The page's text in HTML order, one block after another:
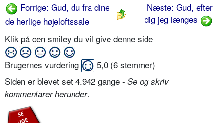
Forrige: Gud, du fra dine
de herlige højeloftssale
Næste: Gud, efter
dig jeg længes
Klik på den smiley du vil give denne side
Brugernes vurdering 5,0 (6 stemmer)
Siden er blevet set 4.942 gange - Se og skriv
kommentarer herunder.